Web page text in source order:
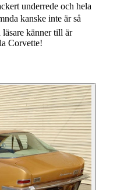
underrede och hela
kanske inte är så
känner till är
Corvette!